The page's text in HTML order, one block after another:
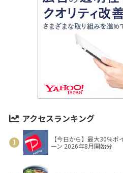
アクセスランキング
【今日から】最大30％
ーン 2026年8月開始分